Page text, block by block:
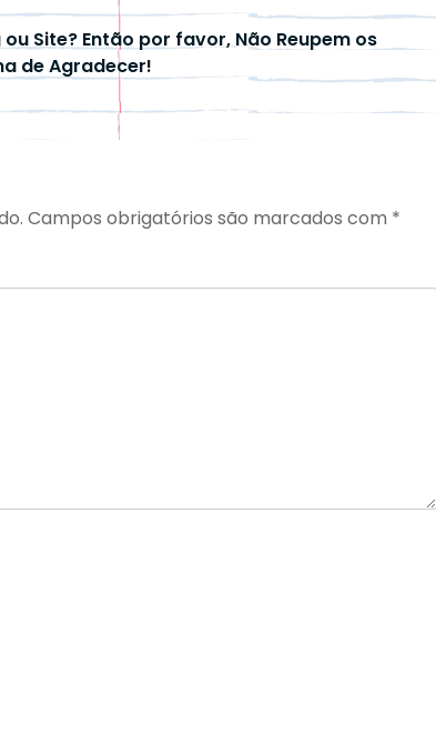
Site? Então por favor, Não Reupem os
de Agradecer!
Campos obrigatórios são marcados com *